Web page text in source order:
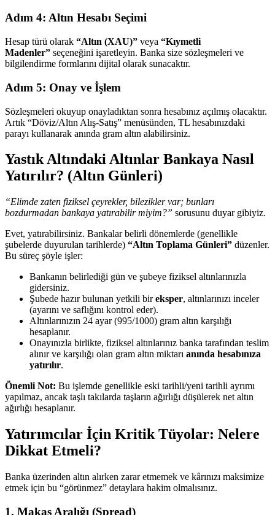
Adım 4: Altın Hesabı Seçimi
Hesap türü olarak “Altın (XAU)” veya “Kıymetli
Madenler” seçeneğini işaretleyin. Banka size sözleşmeleri ve
bilgilendirme formlarını dijital olarak sunacaktır.
Adım 5: Onay ve İşlem
Sözleşmeleri okuyup onayladıktan sonra hesabınız açılmış olacaktır.
Artık “Döviz/Altın Alış-Satış” menüsünden, TL hesabınızdaki
parayı kullanarak anında gram altın alabilirsiniz.
Yastık Altındaki Altınlar Bankaya Nasıl
Yatırılır? (Altın Günleri)
“Elimde zaten fiziksel çeyrekler, bilezikler var; bunları
bozdurmadan bankaya yatırabilir miyim?” sorusunu duyar gibiyiz.
Evet, yatırabilirsiniz. Bankalar belirli dönemlerde (genellikle
şubelerde duyurulan tarihlerde) “Altın Toplama Günleri” düzenler.
Bu süreç şöyle işler:
Bankanın belirlediği gün ve şubeye fiziksel altınlarınızla
gidersiniz.
Şubede hazır bulunan yetkili bireksper, altınlarınızı inceler
(ayarını ve saflığını kontrol eder).
Altınlarınızın 24 ayar (995/1000) gram altın karşılığı
hesaplanır.
Onayınızla birlikte, fiziksel altınlarınız banka tarafından teslim
alınır ve karşılığı olan gram altın miktarı anında hesabınıza
yatırılır.
Önemli Not: Bu işlemde genellikle eski tarihli/yeni tarihli ayrımı
yapılmaz, ancak taşlı takılarda taşların ağırlığı düşülerek net altın
ağırlığı hesaplanır.
Yatırımcılar İçin Kritik Tüyolar: Nelere
Dikkat Etmeli?
Banka üzerinden altın alırken zarar etmemek ve kârınızı maksimize
etmek için bu “görünmez” detaylara hakim olmalısınız.
1. Makas Aralığı (Spread)